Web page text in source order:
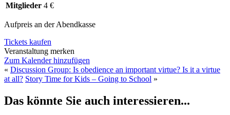
Mitglieder 4 €
Aufpreis an der Abendkasse
Tickets kaufen
Veranstaltung merken
Zum Kalender hinzufügen
« Discussion Group: Is obedience an important virtue? Is it a virtue
at all? Story Time for Kids – Going to School »
Das könnte Sie auch interessieren...